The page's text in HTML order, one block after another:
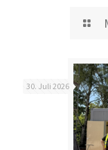
30. Juli 2026